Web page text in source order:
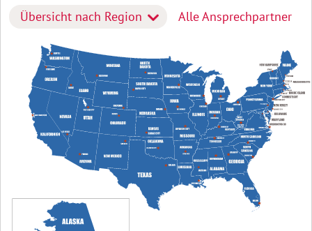
Übersicht nach Region Alle Ansprechpartner